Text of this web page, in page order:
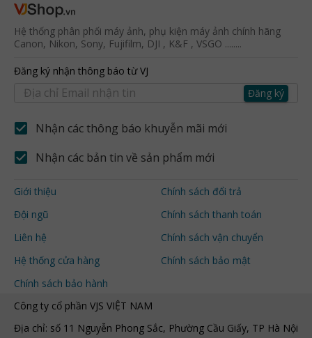
Hệ thống phân phối máy ảnh, phụ kiện máy ảnh chính hãng
Canon, Nikon, Sony, Fujifilm, DJI , K&F , VSGO ........
Đăng ký nhận thông báo từ VJ
Đăng ký
Nhận các thông báo khuyễn mãi mới
Nhận các bản tin về sản phẩm mới
Giới thiệu
Đội ngũ
Liên hệ
Hệ thống cửa hàng
Chính sách bảo hành
Chính sách đổi trả
Chính sách thanh toán
Chính sách vận chuyển
Chính sách bảo mật
Công ty cổ phần VJS VIỆT NAM
Địa chỉ: số 11 Nguyễn Phong Sắc, Phường Cầu Giấy, TP Hà Nội